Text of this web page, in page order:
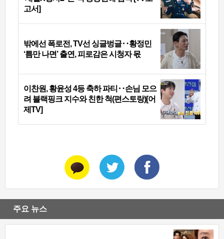
고서]
밖에선 폭로전, TV선 싱글벙글‥황정민
‘틈만 나면’ 출연, 피로감은 시청자 몫
이찬원, 황윤성 4등 축하 파티‥손님 모으
려 블랙핑크 지수와 친한 척(편스토랑)[어
제TV]
주요 뉴스